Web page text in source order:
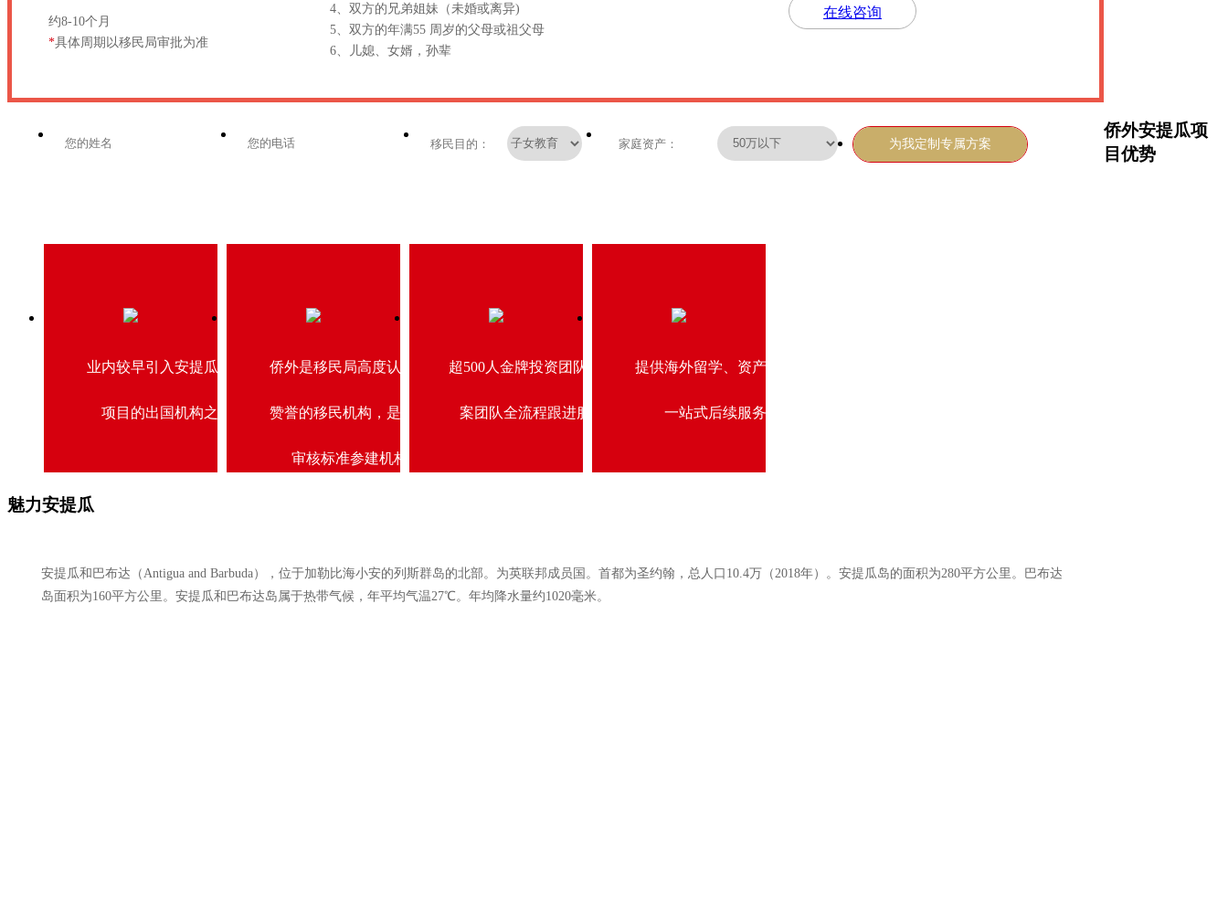
约8-10个月
*具体周期以移民局审批为准
4、双方的兄弟姐妹（未婚或离异)
5、双方的年满55 周岁的父母或祖父母
6、儿媳、女婿，孙辈
在线咨询
侨外安提瓜项
目优势
业内较早引入安提瓜护照
项目的出国机构之一
侨外是移民局高度认可和
赞誉的移民机构，是文件
审核标准参建机构
超500人金牌投资团队、文
案团队全流程跟进服务
提供海外留学、资产配置
一站式后续服务
魅力安提瓜
安提瓜和巴布达（Antigua and Barbuda），位于加勒比海小安的列斯群岛的北部。为英联邦成员国。首都为圣约翰，总人口10.4万（2018年）。安提瓜岛的面积为280平方公里。巴布达
岛面积为160平方公里。安提瓜和巴布达岛属于热带气候，年平均气温27℃。年均降水量约1020毫米。